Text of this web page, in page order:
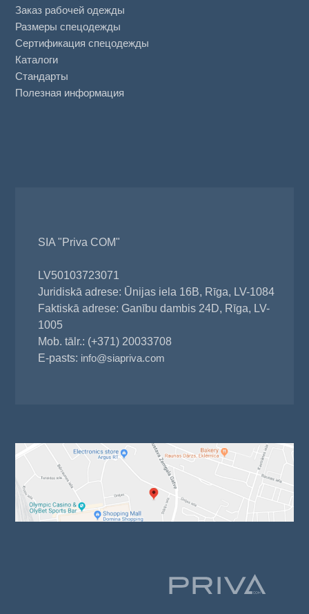
Заказ рабочей одежды
Размеры спецодежды
Сертификация спецодежды
Каталоги
Стандарты
Полезная информация
SIA "Priva COM"
LV50103723071
Juridiskā adrese: Ūnijas iela 16B, Rīga, LV-1084
Faktiskā adrese: Ganību dambis 24D, Rīga, LV-
1005
Mob. tālr.: (+371) 20033708
E-pasts: info@siapriva.com